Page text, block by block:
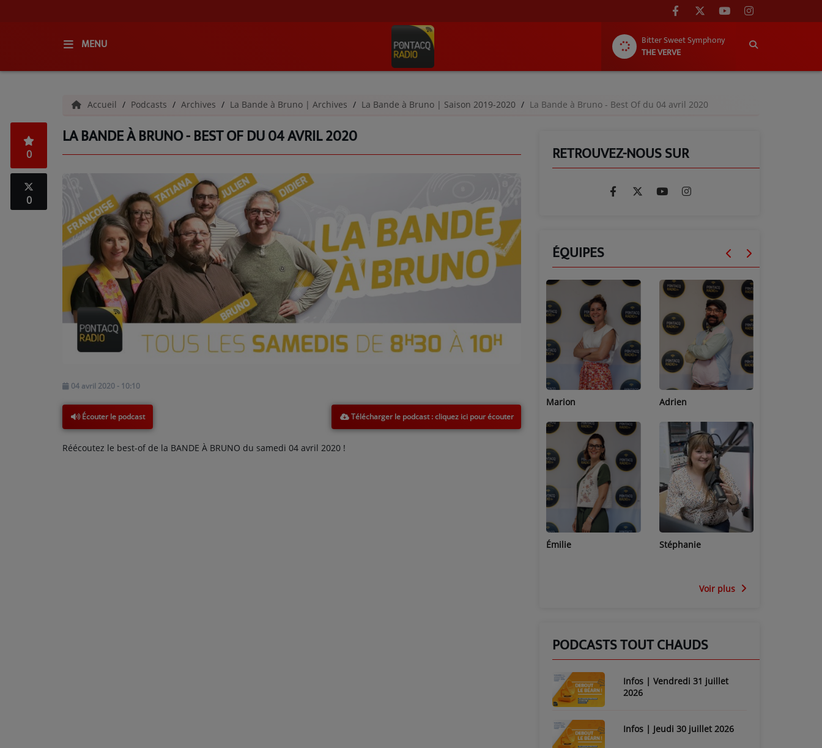
MENU
Bitter Sweet Symphony
THE VERVE
QUI SOMMES-NOUS ?
GRILLE DES PROGRAMMES
C'ÉTAIT QUOI CE TITRE ?
PODCASTS - SAISON 2026/2027
NOS PROGRAMMES COURTS
ARCHIVES - SAISONS PASSÉES
VOS ÉMISSIONS EN IMAGES
ANNONCEURS & ESPACE PRO
VOTRE PUBLICITÉ SUR PONTACQ RADIO
Accueil Podcasts Archives La Bande à Bruno | Archives La Bande à Bruno | Saison 2019-2020 La Bande à Bruno - Best Of du 04 avril 2020
LA BANDE À BRUNO - BEST OF DU 04 AVRIL 2020
0
0
04 avril 2020 - 10:10
Écouter le podcast Télécharger le podcast
Réécoutez le best-of de la BANDE À BRUNO du samedi 04 avril 2020 !
RETROUVEZ-NOUS SUR
ÉQUIPES
Marion Adrien
Stéphanie
Lucas
Jean-Michel
Voir plus
PODCASTS TOUT CHAUDS
Infos | Vendredi 31 juillet
2026
Infos | Jeudi 30 juillet 2026